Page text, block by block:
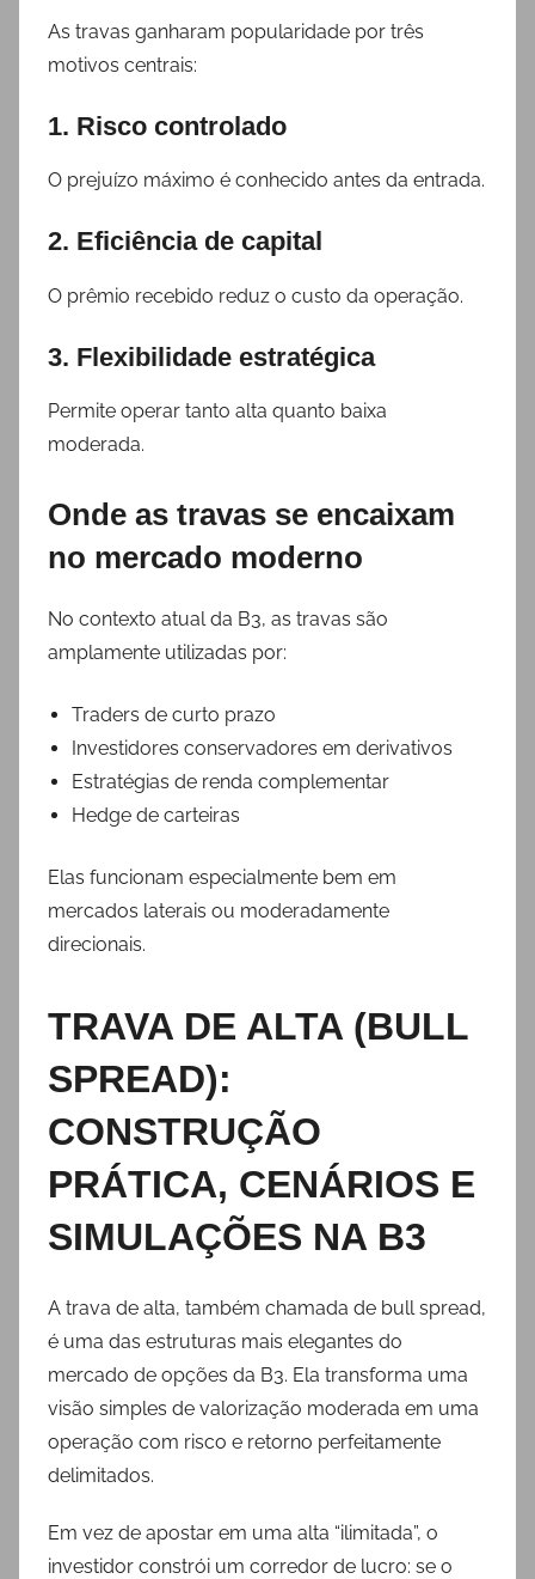
As travas ganharam popularidade por três
motivos centrais:
1. Risco controlado
O prejuízo máximo é conhecido antes da entrada.
2. Eficiência de capital
O prêmio recebido reduz o custo da operação.
3. Flexibilidade estratégica
Permite operar tanto alta quanto baixa
moderada.
Onde as travas se encaixam
no mercado moderno
No contexto atual da B3, as travas são
amplamente utilizadas por:
Traders de curto prazo
Investidores conservadores em derivativos
Estratégias de renda complementar
Hedge de carteiras
Elas funcionam especialmente bem em
mercados laterais ou moderadamente
direcionais.
TRAVA DE ALTA (BULL
SPREAD):
CONSTRUÇÃO
PRÁTICA, CENÁRIOS E
SIMULAÇÕES NA B3
A trava de alta, também chamada de bull spread,
é uma das estruturas mais elegantes do
mercado de opções da B3. Ela transforma uma
visão simples de valorização moderada em uma
operação com risco e retorno perfeitamente
delimitados.
Em vez de apostar em uma alta “ilimitada”, o
investidor constrói um corredor de lucro: se o